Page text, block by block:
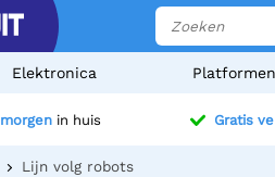
Elektronica Platformen
morgen in huis Gratis
Lijn volg robots